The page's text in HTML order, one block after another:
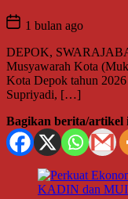
1 bulan ago
DEPOK,
Musyawarah Kota
Kota Depok tahun
Supriyadi, […]
Bagikan berita/artikel